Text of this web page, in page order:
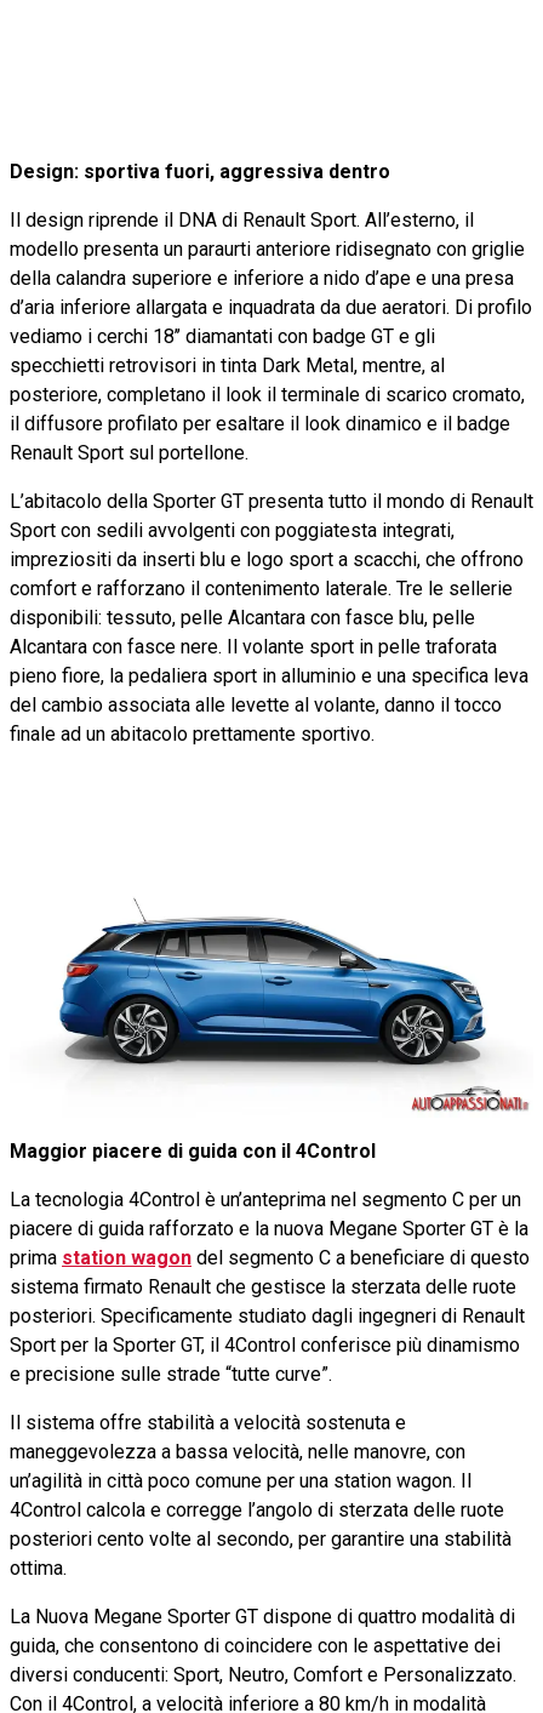
Design: sportiva fuori, aggressiva dentro
Il design riprende il DNA di Renault Sport. All’esterno, il
modello presenta un paraurti anteriore ridisegnato con griglie
della calandra superiore e inferiore a nido d’ape e una presa
d’aria inferiore allargata e inquadrata da due aeratori. Di profilo
vediamo i cerchi 18’’ diamantati con badge GT e gli
specchietti retrovisori in tinta Dark Metal, mentre, al
posteriore, completano il look il terminale di scarico cromato,
il diffusore profilato per esaltare il look dinamico e il badge
Renault Sport sul portellone.
L’abitacolo della Sporter GT presenta tutto il mondo di Renault
Sport con sedili avvolgenti con poggiatesta integrati,
impreziositi da inserti blu e logo sport a scacchi, che offrono
comfort e rafforzano il contenimento laterale. Tre le sellerie
disponibili: tessuto, pelle Alcantara con fasce blu, pelle
Alcantara con fasce nere. Il volante sport in pelle traforata
pieno fiore, la pedaliera sport in alluminio e una specifica leva
del cambio associata alle levette al volante, danno il tocco
finale ad un abitacolo prettamente sportivo.
Maggior piacere di guida con il 4Control
La tecnologia 4Control è un’anteprima nel segmento C per un
piacere di guida rafforzato e la nuova Megane Sporter GT è la
prima station wagon del segmento C a beneficiare di questo
sistema firmato Renault che gestisce la sterzata delle ruote
posteriori. Specificamente studiato dagli ingegneri di Renault
Sport per la Sporter GT, il 4Control conferisce più dinamismo
e precisione sulle strade “tutte curve”.
Il sistema offre stabilità a velocità sostenuta e
maneggevolezza a bassa velocità, nelle manovre, con
un’agilità in città poco comune per una station wagon. Il
4Control calcola e corregge l’angolo di sterzata delle ruote
posteriori cento volte al secondo, per garantire una stabilità
ottima.
La Nuova Megane Sporter GT dispone di quattro modalità di
guida, che consentono di coincidere con le aspettative dei
diversi conducenti: Sport, Neutro, Comfort e Personalizzato.
Con il 4Control, a velocità inferiore a 80 km/h in modalità